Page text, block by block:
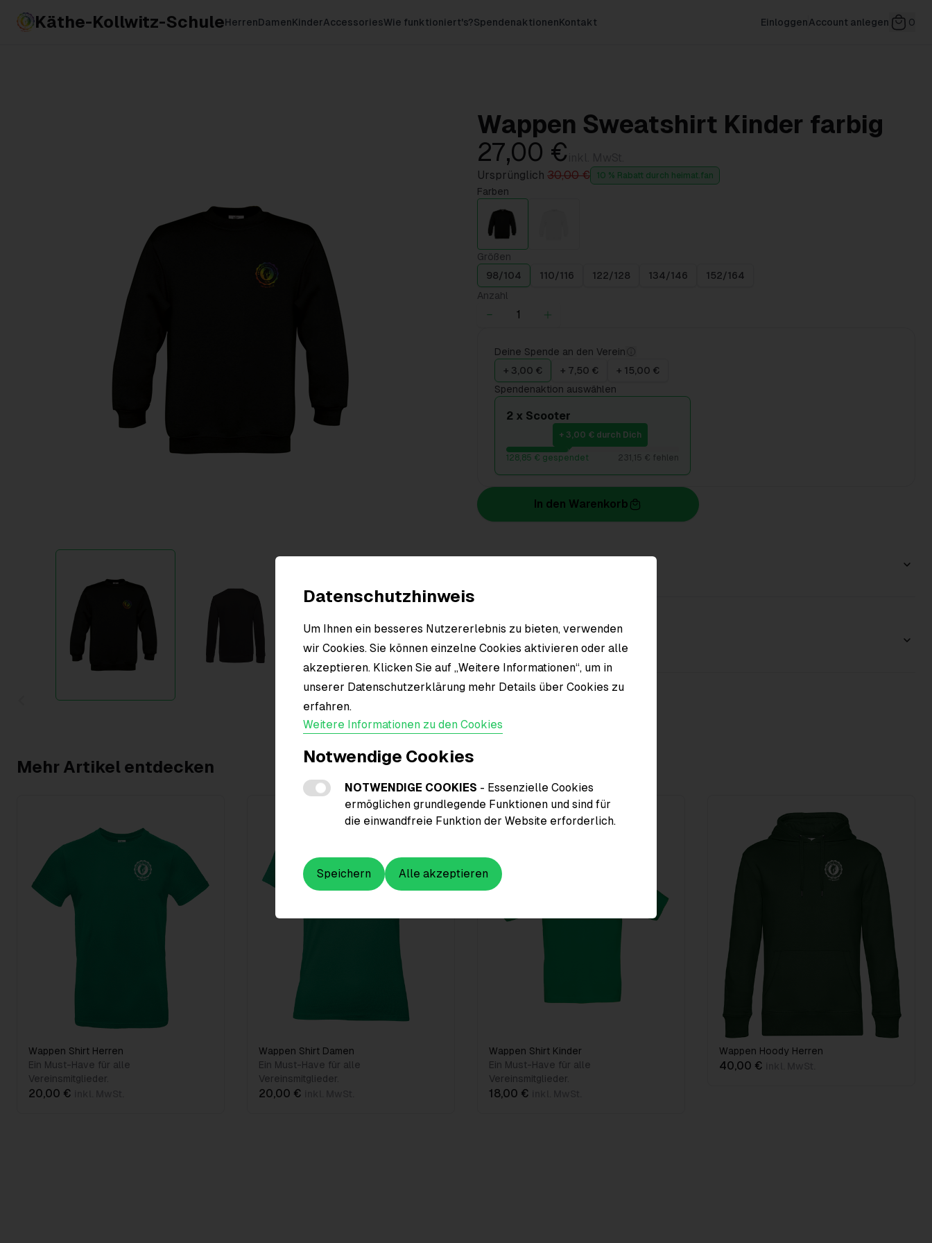
Datenschutzhinweis
Um Ihnen ein besseres Nutzererlebnis zu bieten, verwenden
wir Cookies. Sie können einzelne Cookies aktivieren oder alle
akzeptieren. Klicken Sie auf „Weitere Informationen“, um in
unserer Datenschutzerklärung mehr Details über Cookies zu
erfahren.
Weitere Informationen zu den Cookies
Notwendige Cookies
NOTWENDIGE COOKIES - Essenzielle Cookies
ermöglichen grundlegende Funktionen und sind für
die einwandfreie Funktion der Website erforderlich.
Speichern Alle akzeptieren
Käthe-Kollwitz-SchuleHerrenDamenKinderAccessoriesWie funktioniert's?SpendenaktionenKontakt EinloggenAccount anlegen 0
Wappen Sweatshirt Kinder farbig
27,00 €
Ursprünglich 30,00 € 10 % Rabatt durch heimat.fan
Farben
Größen
98/104
110/116 122/128 134/146
152/164
Anzahl
Deine Spende an den Verein
+ 3,00 €
+ 7,50 €
+ 15,00 €
Spendenaktion auswählen
2 x Scooter
+ 3,00 € durch Dich
128,85 € gespendet 231,15 € fehlen
In den Warenkorb
Material
Mehr Artikel entdecken
Wappen Shirt Herren
Ein Must-Have für alle
Vereinsmitglieder.
20,00 €
Wappen Shirt Damen
Ein Must-Have für alle
Vereinsmitglieder.
20,00 €
Wappen Shirt Kinder
Ein Must-Have für alle
Vereinsmitglieder.
18,00 €
Wappen Hoody Herren
40,00 €